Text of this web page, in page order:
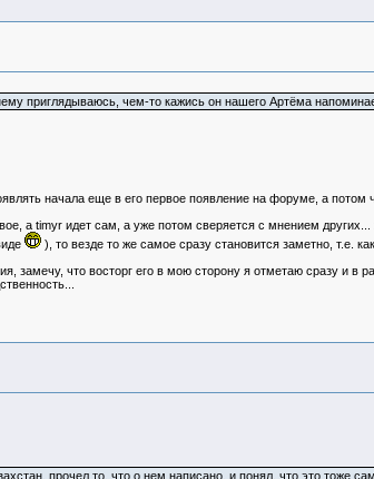
приглядываюсь, чем-то кажись он нашего Артёма
начала еще в его первое появление на форуме, а потом
а timyr идет сам, а уже потом сверяется с мнением других...
), то везде то же самое сразу становится заметно, т.е.
замечу, что восторг его в мою сторону я отметаю сразу и
прочел то, что о нем написано, и понял, что это тоже